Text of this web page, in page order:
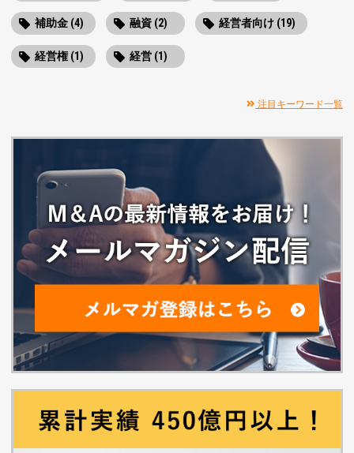
補助金 (4) 融資 (2) 経営者向け (19)
経営権 (1) 経営 (1)
注目キーワード一覧